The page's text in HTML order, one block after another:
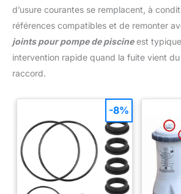
d’usure courantes se remplacent, à
références compatibles et de remonter
joints pour pompe de piscineest
intervention rapide quand la fuite vient du
raccord.
-8%